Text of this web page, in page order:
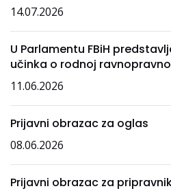
14.07.2026
U Parlamentu FBiH
učinka o rodnoj
11.06.2026
Prijavni obrazac za oglas
08.06.2026
Prijavni obrazac za